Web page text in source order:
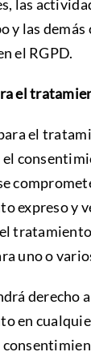
las
y las
el RGPD.
el
el
el
expreso y
uno o
derecho
en